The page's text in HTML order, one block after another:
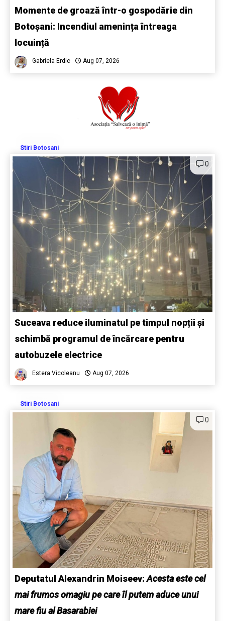
Momente de groază într-o gospodărie din
Botoșani: Incendiul amenința întreaga
locuință
Gabriela Erdic Aug 07, 2026
Stiri Botosani
0
Suceava reduce iluminatul pe timpul nopții și
schimbă programul de încărcare pentru
autobuzele electrice
Estera Vicoleanu Aug 07, 2026
Stiri Botosani
0
Deputatul Alexandrin Moiseev:Acesta este cel
mai frumos omagiu pe care îl putem aduce unui
mare fiu al Basarabiei